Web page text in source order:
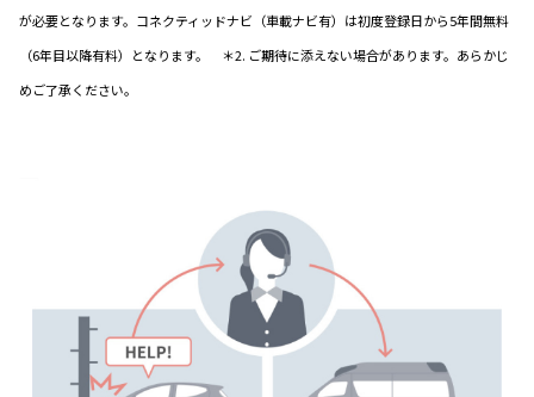
が必要となります。コネクティッドナビ（車載ナビ有）は初度登録日から5年間無料
（6年目以降有料）となります。 ＊2. ご期待に添えない場合があります。あらかじ
めご了承ください。